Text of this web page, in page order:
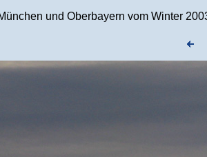
und Oberbayern vom Winter